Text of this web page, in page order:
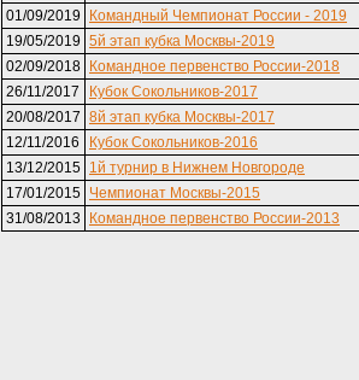
01/09/2019
Командный Чемпионат России - 2019
19/05/2019 5й этап кубка Москвы-2019
02/09/2018
Командное первенство России-2018
26/11/2017
Кубок Сокольников-2017
20/08/2017 8й этап кубка Москвы-2017
12/11/2016
Кубок Сокольников-2016
13/12/2015 1й турнир в Нижнем Новгороде
17/01/2015 Чемпионат Москвы-2015
31/08/2013
Командное первенство России-2013